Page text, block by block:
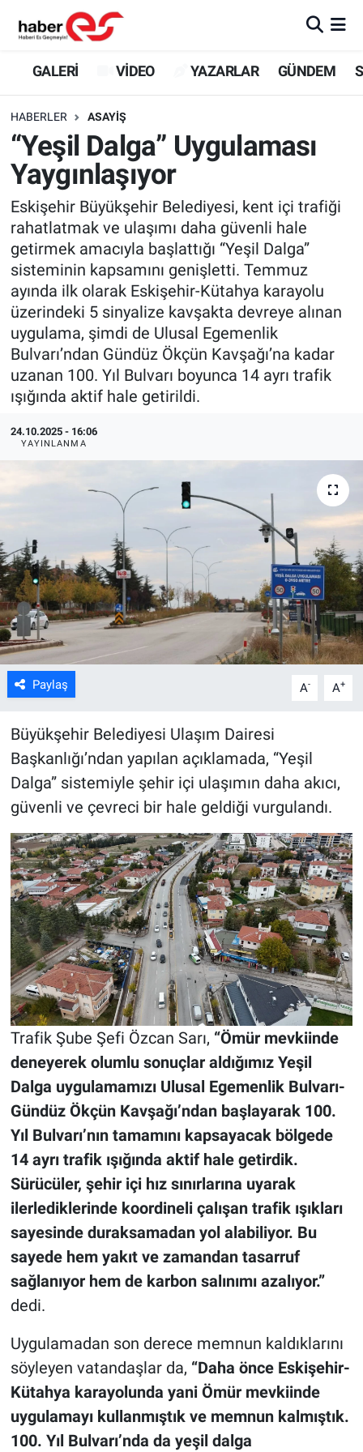
GALERİ VİDEO YAZARLAR GÜNDEM
HABERLER ASAYİŞ
“Yeşil Dalga” Uygulaması
Yaygınlaşıyor
Eskişehir Büyükşehir Belediyesi, kent içi trafiği
rahatlatmak ve ulaşımı daha güvenli hale
getirmek amacıyla başlattığı “Yeşil Dalga”
sisteminin kapsamını genişletti. Temmuz
ayında ilk olarak Eskişehir-Kütahya karayolu
üzerindeki 5 sinyalize kavşakta devreye alınan
uygulama, şimdi de Ulusal Egemenlik
Bulvarı’ndan Gündüz Ökçün Kavşağı’na kadar
uzanan 100. Yıl Bulvarı boyunca 14 ayrı trafik
ışığında aktif hale getirildi.
24.10.2025 - 16:06
YAYINLANMA
Paylaş A- A+
Büyükşehir Belediyesi Ulaşım Dairesi
Başkanlığı’ndan yapılan açıklamada, “Yeşil
Dalga” sistemiyle şehir içi ulaşımın daha akıcı,
güvenli ve çevreci bir hale geldiği vurgulandı.
Trafik Şube Şefi Özcan Sarı, “Ömür mevkiinde
deneyerek olumlu sonuçlar aldığımız Yeşil
Dalga uygulamamızı Ulusal Egemenlik Bulvarı-
Gündüz Ökçün Kavşağı’ndan başlayarak 100.
Yıl Bulvarı’nın tamamını kapsayacak bölgede
14 ayrı trafik ışığında aktif hale getirdik.
Sürücüler, şehir içi hız sınırlarına uyarak
ilerlediklerinde koordineli çalışan trafik ışıkları
sayesinde duraksamadan yol alabiliyor. Bu
sayede hem yakıt ve zamandan tasarruf
sağlanıyor hem de karbon salınımı azalıyor.”
dedi.
Uygulamadan son derece memnun kaldıklarını
söyleyen vatandaşlar da, “Daha önce Eskişehir-
Kütahya karayolunda yani Ömür mevkiinde
uygulamayı kullanmıştık ve memnun kalmıştık.
100. Yıl Bulvarı’nda da yeşil dalga
GALERİ
YAZARLAR
GÜNDEM
SİYASET
TEKNOLOJİ
EKONOMİ
SPOR
ASAYİŞ
Eskişehir Nöbetçi Eczaneler
Eskişehir Trafik Yoğunluk Haritası
Süper Lig Puan Durumu ve Fikstür
Tüm Manşetler
Son Dakika Haberleri
Haber Arşivi